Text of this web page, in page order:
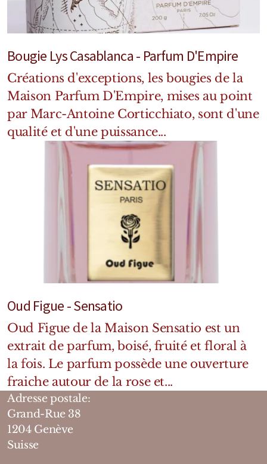
Bougie Lys Casablanca - Parfum D'Empire
Créations d'exceptions, les bougies de la
Maison Parfum D'Empire, mises au point
par Marc-Antoine Corticchiato, sont d'une
qualité et d'une puissance...
Oud Figue - Sensatio
Oud Figue de la Maison Sensatio est un
extrait de parfum, boisé, fruité et floral à
la fois. Le parfum possède une ouverture
fraiche autour de la rose et...
Adresse postale:
Grand-Rue 38
1204 Genève
Suisse